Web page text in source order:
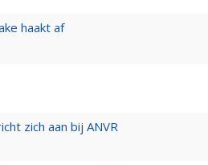
haakt af
zich aan bij ANVR